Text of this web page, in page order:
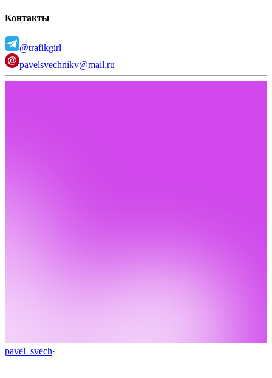
Контакты
@trafikgirl
pavelsvechnikv@mail.ru
pavel_svech·